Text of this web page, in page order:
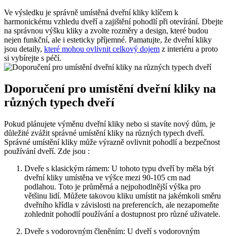
Ve výsledku je správně umístěná⁤ dveřní⁢ kliky klíčem k
harmonickému vzhledu dveří a zajištění pohodlí při otevírání. Dbejte
na správnou‌ výšku kliky a zvolte ⁤rozměry a design, které budou
nejen funkční,​ ale i‌ esteticky příjemné. Pamatujte, že dveřní kliky
jsou detaily, které mohou ovlivnit celkový dojem z interiéru a proto
si‍ vybírejte ‌s péčí.
Doporučení pro⁢ umístění ⁣dveřní kliky na
různých typech dveří
Pokud plánujete výměnu dveřní‍ kliky nebo si stavíte nový ‍dům, je⁤
důležité ⁢zvážit správné umístění kliky ‍na ‌různých typech dveří.⁣
Správné umístění ​kliky může výrazně ovlivnit pohodlí a bezpečnost
používání ⁤dveří. Zde jsou ⁤:
Dveře s klasickým rámem:‍ U tohoto typu dveří by měla být
dveřní kliky umístěna​ ve výšce mezi 90-105 cm nad
podlahou. ‌Toto je⁢ průměrná a nejpohodlnější výška pro
většinu lidí. Můžete takovou kliku umístit na jakémkoli směru
dveřního křídla v⁢ závislosti na​ preferencích, ale nezapomeňte
zohlednit pohodlí používání a dostupnost pro různé uživatele.
Dveře s vodorovným členěním: U dveří s vodorovným